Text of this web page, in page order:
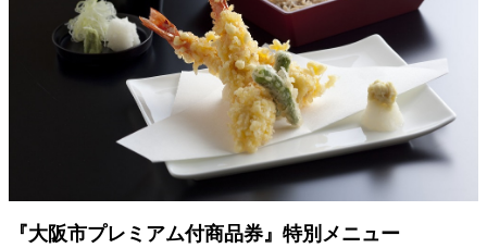
ブルゴーニュからの便り
数種の貝のフリカッセ 新緑を纏ったクレソンソース
エピス薫るオマール海老のグリエ ソースアメリケーヌ
黒毛和種A4ランク銘柄牛フィレ肉のロティ
芳醇な赤ワインソースと季節の彩り
又は
『大阪市プレミアム付商品券』特別メニュー